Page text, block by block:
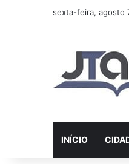
sexta-feira, agosto
INÍCIO